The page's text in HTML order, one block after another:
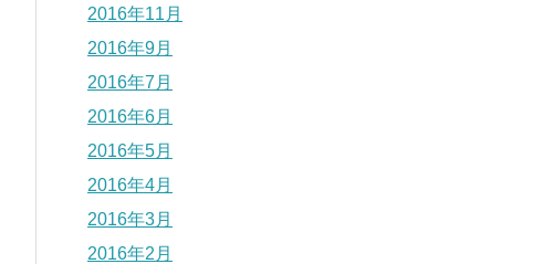
2016年11月
2016年9月
2016年7月
2016年6月
2016年5月
2016年4月
2016年3月
2016年2月